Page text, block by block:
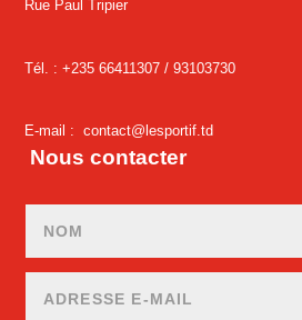
Rue Paul Tripier
Tél. : +235 66411307 /93103730
E-mail :contact@lesportif.td
Nous contacter